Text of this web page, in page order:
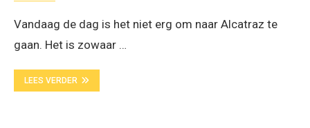
Vandaag de dag is het niet erg om naar Alcatraz te
gaan. Het is zowaar …
LEES VERDER